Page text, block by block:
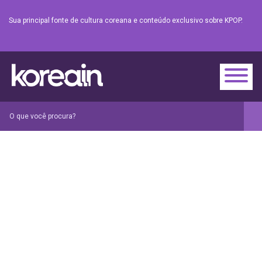
Sua principal fonte de cultura coreana e conteúdo exclusivo sobre KPOP.